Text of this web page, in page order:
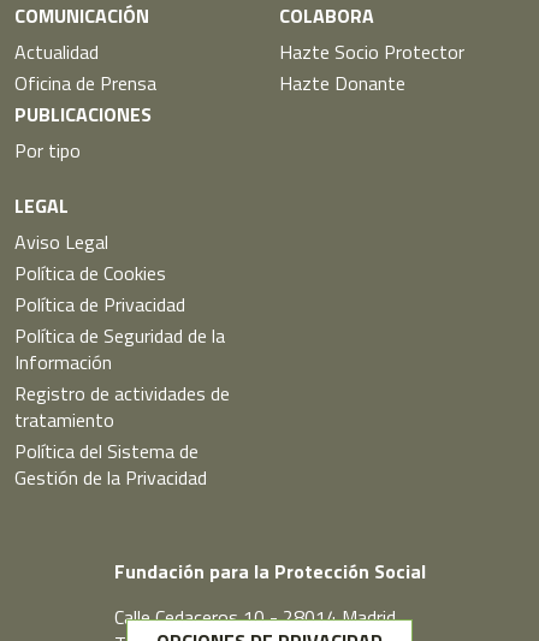
COMUNICACIÓN
Actualidad
Oficina de Prensa
PUBLICACIONES
Por tipo
COLABORA
Hazte Socio Protector
Hazte Donante
LEGAL
Aviso Legal
Política de Cookies
Política de Privacidad
Política de Seguridad de la
Información
Registro de actividades de
tratamiento
Política del Sistema de
Gestión de la Privacidad
Fundación para la Protección Social
Calle Cedaceros,10 - 28014 Madrid